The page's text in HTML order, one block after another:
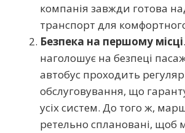
компанія завжди готова
транспорт для
Безпека на першому місці
наголошує на безпеці
автобус проходить
обслуговування, що
усіх систем. До того ж,
ретельно сплановані, щоб